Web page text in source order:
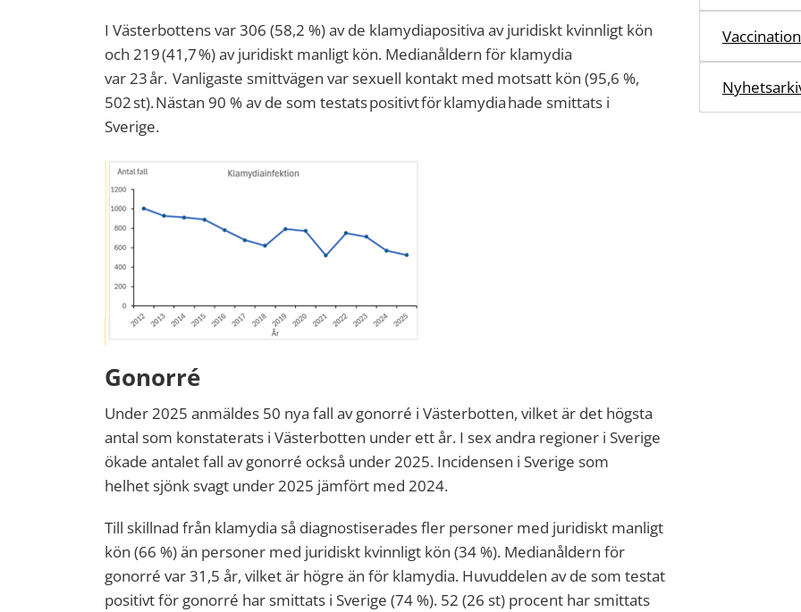
I Västerbottensvar 306 (58,2 %)av de klamydiapositiva av juridiskt kvinnligt kön
och 219(41,7%)av juridiskt manligt kön. Medianåldern för klamydia
var23år. Vanligaste smittvägen var sexuell kontakt med motsatt kön (95,6 %,
502st).Nästan 90 % av de som testatspositivtförklamydiahade smittats i
Sverige.
Gonorré
Under2025 anmäldes 50 nya fall av gonorré i Västerbotten, vilket är det högsta
antal som konstaterats i Västerbotten under ett år. I sex andra regioner i Sverige
ökade antalet fall av gonorré också under 2025. Incidensen i Sverige som
helhet sjönk svagt under 2025 jämfört med 2024.
Till skillnad från klamydia så diagnostiserades fler personer med juridiskt manligt
kön (66 %)än personer med juridiskt kvinnligt kön (34 %). Medianåldern för
gonorré var 31,5 år, vilket är högre än för klamydia. Huvuddelen av de som testat
positivt för gonorré har smittats i Sverige (74 %). 52 (26 st) procent har smittats
Vaccination